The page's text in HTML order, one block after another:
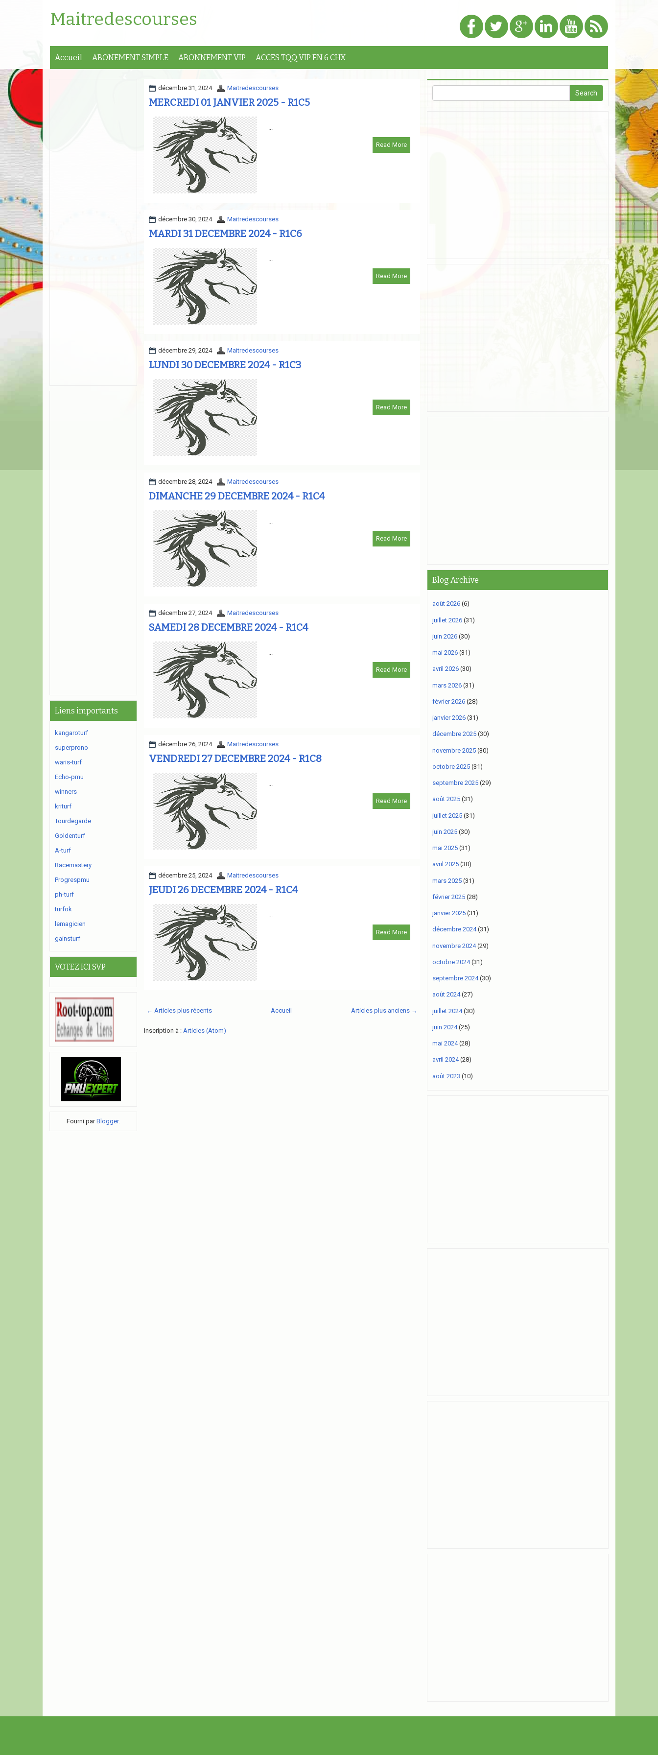
Maitredescourses
Accueil ABONEMENT SIMPLE ABONNEMENT VIP ACCES TQQ VIP EN 6 CHX
décembre 31, 2024 Maitredescourses
MERCREDI 01 JANVIER 2025 - R1C5
...
Read More
décembre 30, 2024 Maitredescourses
MARDI 31 DECEMBRE 2024 - R1C6
...
Read More
décembre 29, 2024 Maitredescourses
LUNDI 30 DECEMBRE 2024 - R1C3
...
Read More
décembre 28, 2024 Maitredescourses
DIMANCHE 29 DECEMBRE 2024 - R1C4
...
Read More
décembre 27, 2024 Maitredescourses
SAMEDI 28 DECEMBRE 2024 - R1C4
...
Read More
décembre 26, 2024 Maitredescourses
VENDREDI 27 DECEMBRE 2024 - R1C8
...
Read More
décembre 25, 2024 Maitredescourses
JEUDI 26 DECEMBRE 2024 - R1C4
...
Read More
← Articles plus récents Articles plus anciens →
Accueil
Inscription à : Articles (Atom)
Liens importants
kangaroturf
superprono
waris-turf
Echo-pmu
winners
kriturf
Tourdegarde
Goldenturf
A-turf
Racemastery
Progrespmu
ph-turf
turfok
lemagicien
gainsturf
VOTEZ ICI SVP
Fourni parBlogger.
Blog Archive
août 2026(6)
juillet 2026(31)
juin 2026(30)
mai 2026(31)
avril 2026(30)
mars 2026(31)
février 2026(28)
janvier 2026(31)
décembre 2025(30)
novembre 2025(30)
octobre 2025(31)
septembre 2025(29)
août 2025(31)
juillet 2025(31)
juin 2025(30)
mai 2025(31)
avril 2025(30)
mars 2025(31)
février 2025(28)
janvier 2025(31)
décembre 2024(31)
novembre 2024(29)
octobre 2024(31)
septembre 2024(30)
août 2024(27)
juillet 2024(30)
juin 2024(25)
mai 2024(28)
avril 2024(28)
août 2023 (10)